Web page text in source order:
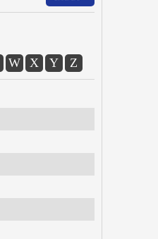
W X Y Z